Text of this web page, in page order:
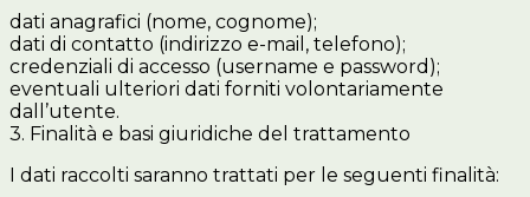
dati anagrafici (nome, cognome);
dati di contatto (indirizzo e-mail, telefono);
credenziali di accesso (username e password);
eventuali ulteriori dati forniti volontariamente
dall’utente.
3. Finalità e basi giuridiche del trattamento
I dati raccolti saranno trattati per le seguenti finalità: